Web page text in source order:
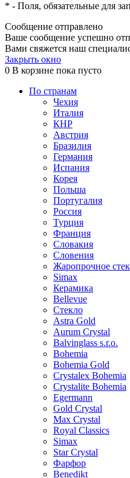
* - Поля, обязательные для
Сообщение отправлено
Ваше сообщение успешно
Вами свяжется наш
Закрыть окно
0 В корзине пока пусто
По странам
Чехия
Италия
КНР
Австрия
Бразилия
Германия
Испания
Корея
Польша
Португалия
Россия
Турция
Франция
Словакия
Словения
Жаропрочное
Simax
Керамика
Bellevue
Стекло
Astra Gold
Aurum Crystal
Balvinglass s.r.o.
Bohemia
Bohemia Gold
Crystalex Bohemia
Crystalite Bohemia
Egermann
Gold Crystal
Max Crystal
Royal Classics
Simax
Star Crystal
Фарфор
Benedikt